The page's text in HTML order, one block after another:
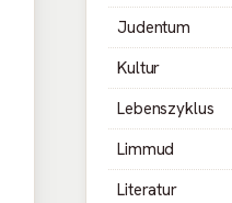
Judentum
Kultur
Lebenszyklus
Limmud
Literatur